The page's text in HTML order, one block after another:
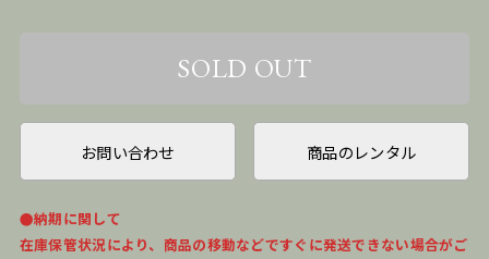
お問い合わせ 商品のレンタル
●納期に関して
在庫保管状況により、商品の移動などですぐに発送できない場合がご